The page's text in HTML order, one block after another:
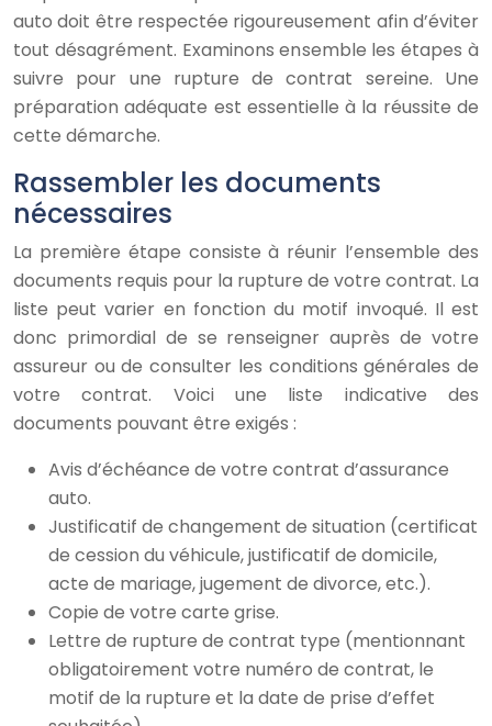
auto doit être respectée rigoureusement afin d’éviter
tout désagrément. Examinons ensemble les étapes à
suivre pour une rupture de contrat sereine. Une
préparation adéquate est essentielle à la réussite de
cette démarche.
Rassembler les documents
nécessaires
La première étape consiste à réunir l’ensemble des
documents requis pour la rupture de votre contrat. La
liste peut varier en fonction du motif invoqué. Il est
donc primordial de se renseigner auprès de votre
assureur ou de consulter les conditions générales de
votre contrat. Voici une liste indicative des
documents pouvant être exigés :
Avis d’échéance de votre contrat d’assurance
auto.
Justificatif de changement de situation (certificat
de cession du véhicule, justificatif de domicile,
acte de mariage, jugement de divorce, etc.).
Copie de votre carte grise.
Lettre de rupture de contrat type (mentionnant
obligatoirement votre numéro de contrat, le
motif de la rupture et la date de prise d’effet